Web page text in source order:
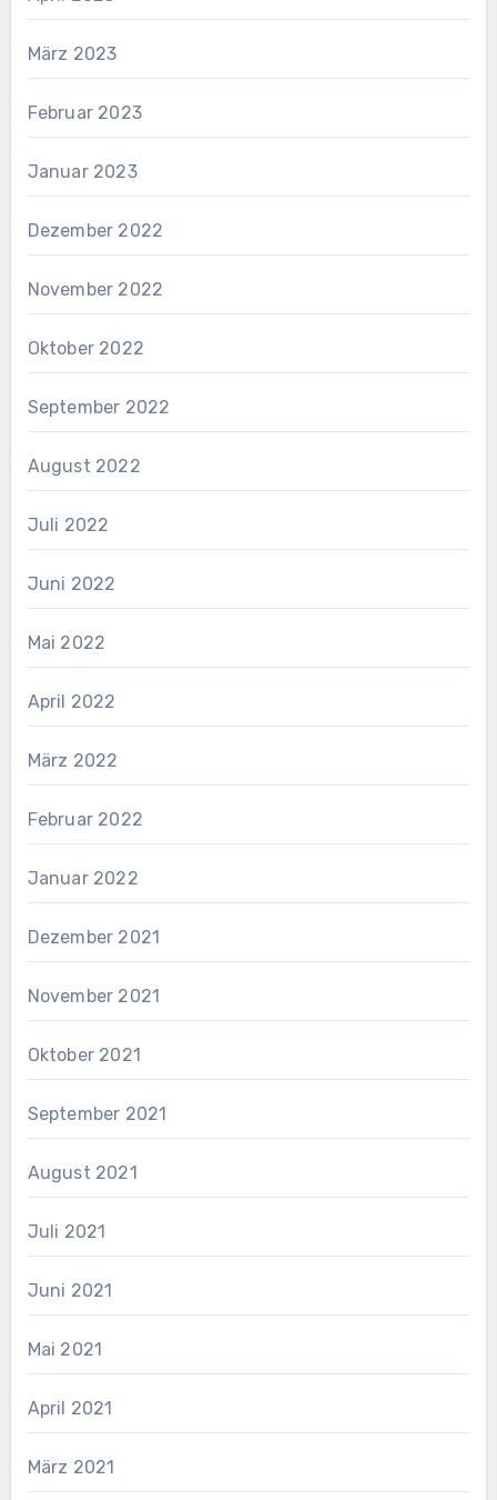
März 2023
Februar 2023
Januar 2023
Dezember 2022
November 2022
Oktober 2022
September 2022
August 2022
Juli 2022
Juni 2022
Mai 2022
April 2022
März 2022
Februar 2022
Januar 2022
Dezember 2021
November 2021
Oktober 2021
September 2021
August 2021
Juli 2021
Juni 2021
Mai 2021
April 2021
März 2021